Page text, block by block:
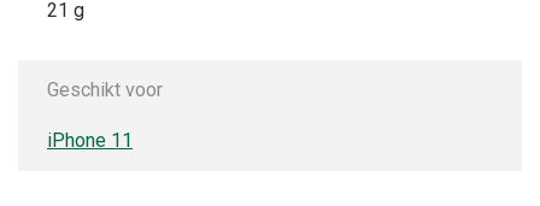
21 g
Geschikt voor
iPhone 11